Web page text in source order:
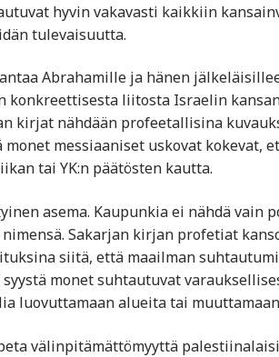
hyvin vakavasti kaikkiin
tulevaisuutta.
Abrahamille ja hänen
konkreettisesta liitosta Israelin
kirjat nähdään profeetallisina
monet messiaaniset uskovat kokevat,
tai YK:n päätösten kautta.
asema. Kaupunkia ei nähdä
Sakarjan kirjan profetiat
siitä, että maailman
syystä monet suhtautuvat
luovuttamaan alueita tai
välinpitämättömyyttä